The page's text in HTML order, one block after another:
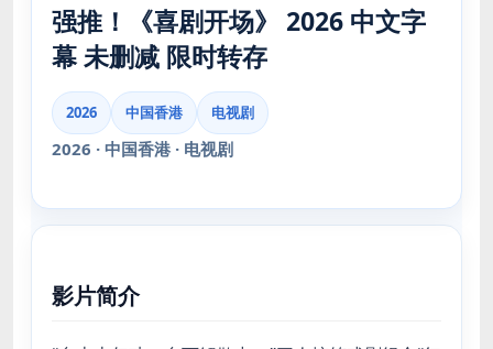
强推！《喜剧开场》 2026 中文字
幕 未删减 限时转存
2026 中国香港 电视剧
2026 · 中国香港 · 电视剧
影片简介